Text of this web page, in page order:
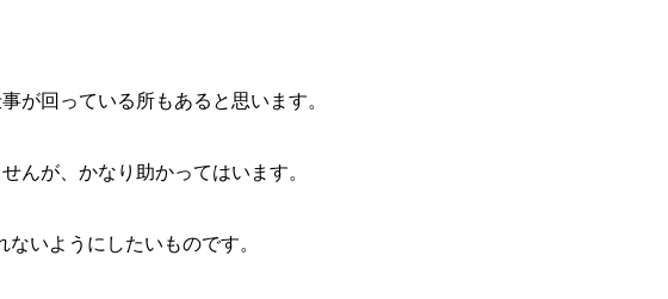
が回っている所もあると思います。
んが、かなり助かってはいます。
いようにしたいものです。